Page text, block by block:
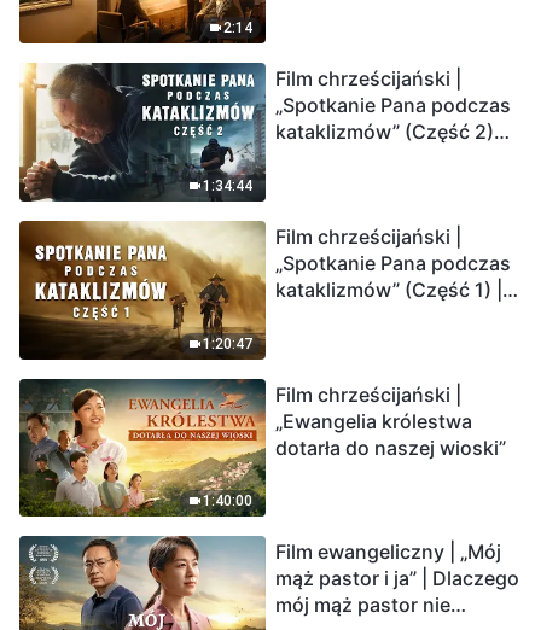
2:14
1:34:44
Film chrześcijański |
„Spotkanie Pana podczas
kataklizmów” (Część 2)
Ludzkość weszła w
odliczanie. Czy znalazłeś
już drogę ocalenia?
1:20:47
Film chrześcijański |
„Spotkanie Pana podczas
kataklizmów” (Część 1) |
1:40:00
Film chrześcijański |
„Ewangelia królestwa
dotarła do naszej wioski”
Film ewangeliczny | „Mój
mąż pastor i ja” | Dlaczego
mój mąż pastor nie